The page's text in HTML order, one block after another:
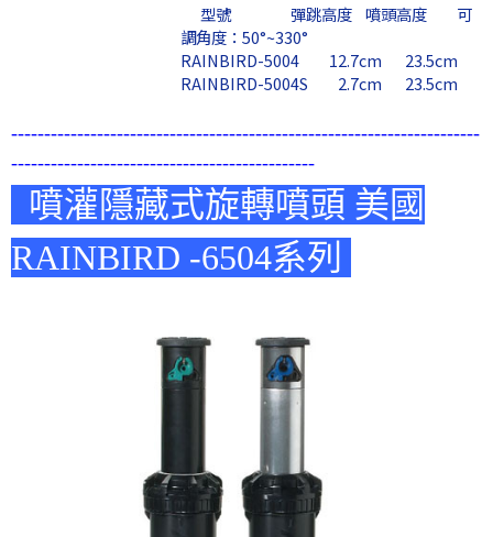
型號 彈跳高度 噴頭高度 可
調角度：50°~330°
RAINBIRD-5004 12.7cm 23.5cm
RAINBIRD-5004S 2.7cm 23.5cm
-----------------------------------------------------------------------
----------------------------------------------
噴灌隱藏式旋轉噴頭 美國
RAINBIRD -6504系列